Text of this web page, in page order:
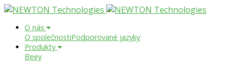
O nás
O společnostiPodporované jazyky
Produkty
Beey